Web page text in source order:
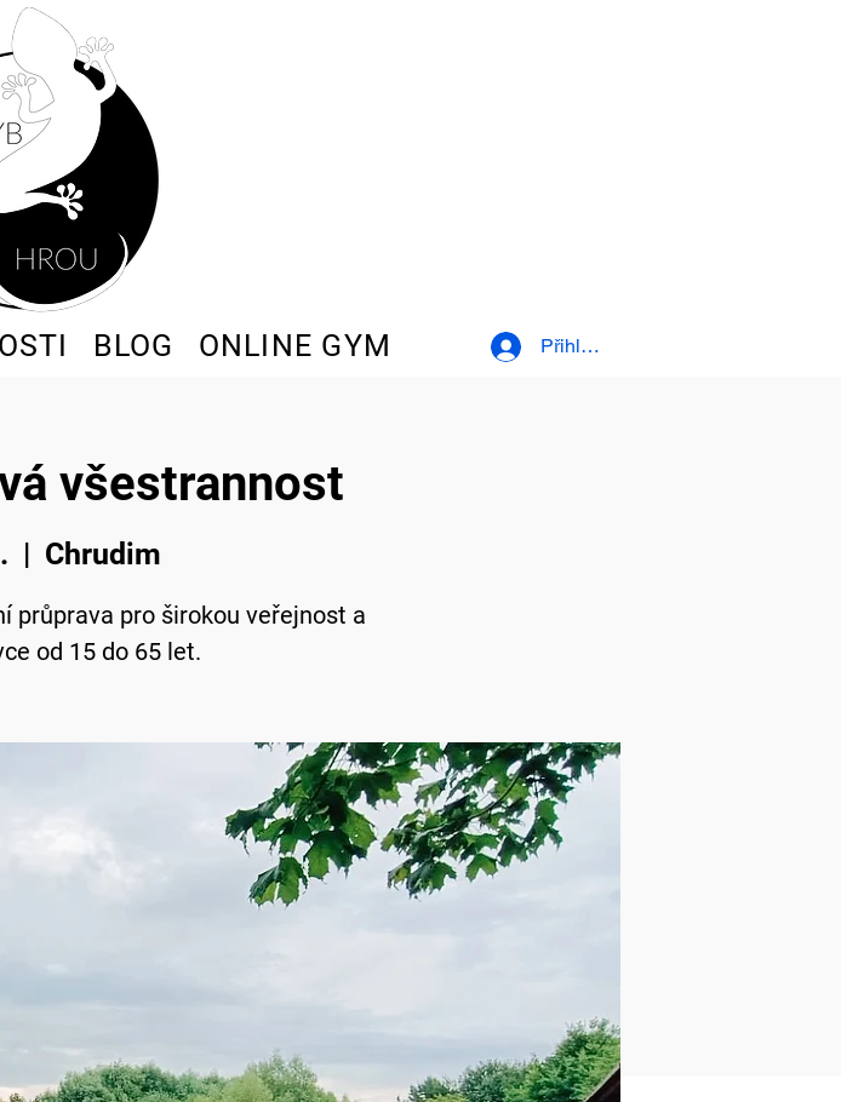
BLOG ONLINE GYM Přihlásit se
všestrannost
  |
Chrudim
průprava pro širokou veřejnost a
od 15 do 65 let.